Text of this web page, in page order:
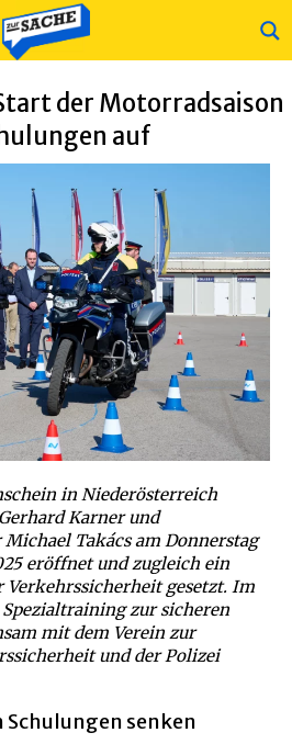
der Motorradsaison
auf
in Niederösterreich
Karner und
Takács am Donnerstag
eröffnet und zugleich ein
gesetzt. Im
zur sicheren
mit dem Verein zur
und der Polizei
senken